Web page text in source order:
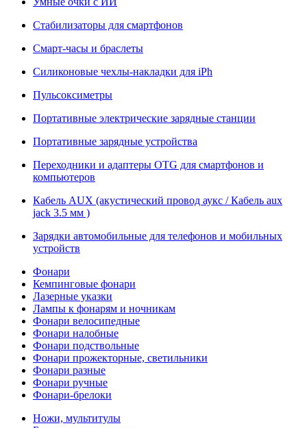
Стабилизаторы для смартфонов
Смарт-часы и браслеты
Силиконовые чехлы-накладки для iPh
Пульсоксиметры
Портативные электрические зарядные станции
Портативные зарядные устройства
Переходники и адаптеры OTG для смартфонов и
компьютеров
Кабель AUX (акустический провод аукс / Кабель aux
jack 3.5 мм )
Зарядки автомобильные для телефонов и мобильных
устройств
Фонари
Кемпинговые фонари
Лазерные указки
Лампы к фонарям и ночникам
Фонари велосипедные
Фонари налобные
Фонари подствольные
Фонари прожекторные, светильники
Фонари разные
Фонари ручные
Фонари-брелоки
Ножи, мультитулы